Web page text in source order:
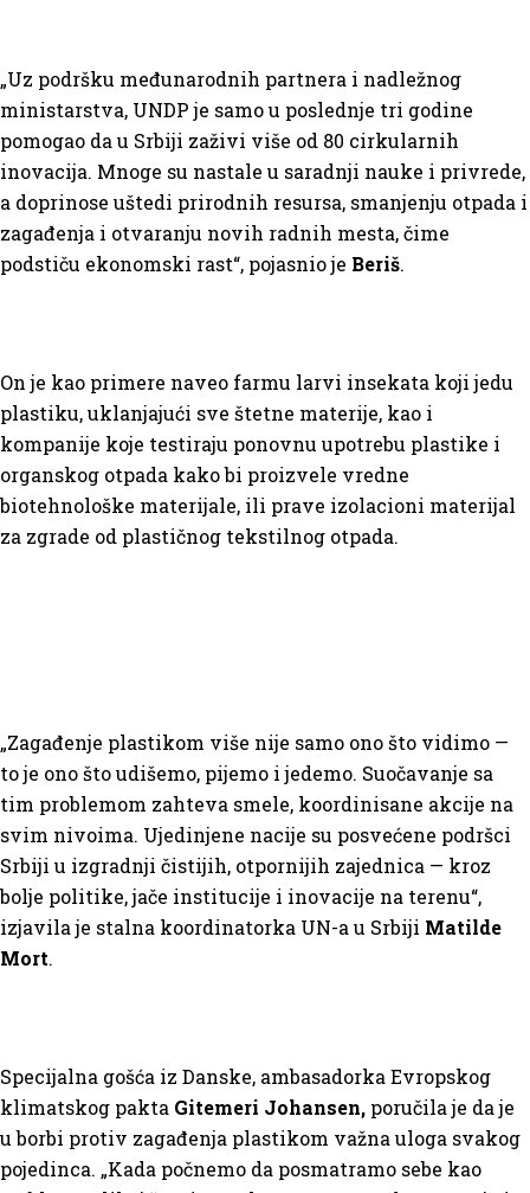
„Uz podršku međunarodnih partnera i nadležnog
ministarstva, UNDP je samo u poslednje tri godine
pomogao da u Srbiji zaživi više od 80 cirkularnih
inovacija. Mnoge su nastale u saradnji nauke i privrede,
a doprinose uštedi prirodnih resursa, smanjenju otpada i
zagađenja i otvaranju novih radnih mesta, čime
podstiču ekonomski rast“, pojasnio je Beriš.
On je kao primere naveo farmu larvi insekata koji jedu
plastiku, uklanjajući sve štetne materije, kao i
kompanije koje testiraju ponovnu upotrebu plastike i
organskog otpada kako bi proizvele vredne
biotehnološke materijale, ili prave izolacioni materijal
za zgrade od plastičnog tekstilnog otpada.
„Zagađenje plastikom više nije samo ono što vidimo —
to je ono što udišemo, pijemo i jedemo. Suočavanje sa
tim problemom zahteva smele, koordinisane akcije na
svim nivoima. Ujedinjene nacije su posvećene podršci
Srbiji u izgradnji čistijih, otpornijih zajednica — kroz
bolje politike, jače institucije i inovacije na terenu“,
izjavila je stalna koordinatorka UN-a u Srbiji Matilde
Mort.
Specijalna gošća iz Danske, ambasadorka Evropskog
klimatskog pakta Gitemeri Johansen, poručila je da je
u borbi protiv zagađenja plastikom važna uloga svakog
pojedinca. „Kada počnemo da posmatramo sebe kao